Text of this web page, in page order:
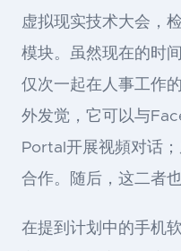
虚拟现实技术大会，
模块。虽然现在的时
仅次一起在人事工作
外发觉，它可以与
Portal开展视頻对话
合作。随后，这二者
在提到计划中的手机